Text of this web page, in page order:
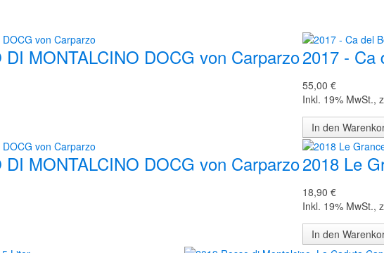
MONTALCINO DOCG von Carparzo2017 - Ca
55,00 €
Inkl. 19% MwSt.,
In den
MONTALCINO DOCG von Carparzo2018 Le
18,90 €
Inkl. 19% MwSt.,
In den